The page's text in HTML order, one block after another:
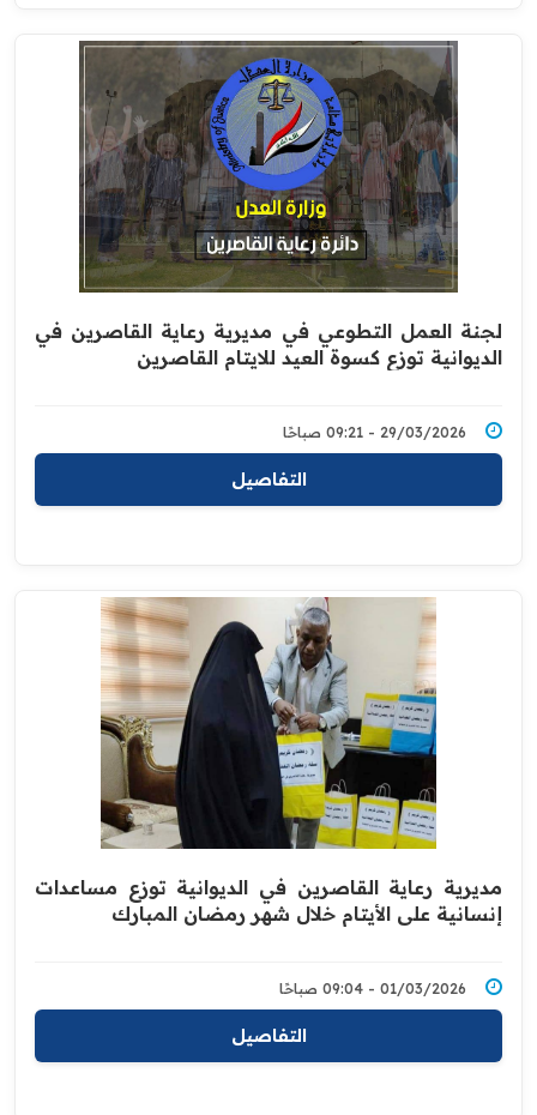
‏لجنة العمل التطوعي في مديرية رعاية القاصرين في
الديوانية توزع كسوة العيد للايتام القاصرين
29/03/2026 - 09:21 صباحًا
التفاصيل
مديرية رعاية القاصرين في الديوانية توزع مساعدات
إنسانية على الأيتام خلال شهر رمضان المبارك
01/03/2026 - 09:04 صباحًا
التفاصيل